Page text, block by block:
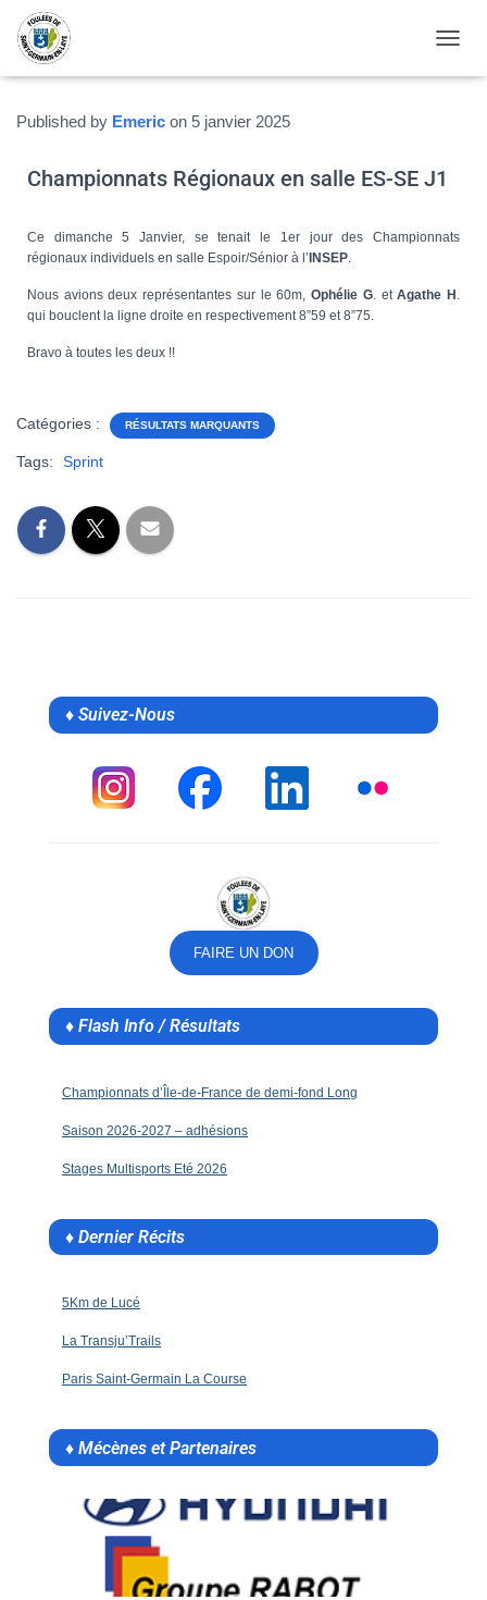
Published by Emeric on 5 janvier 2025
Championnats Régionaux en salle ES-SE J1
Ce dimanche 5 Janvier, se tenait le 1er jour des Championnats
régionaux individuels en salle Espoir/Sénior à l’ INSEP.
Nous avions deux représentantes sur le 60m,Ophélie G. etAgathe H .
qui bouclent la ligne droite en respectivement 8”59 et 8”75.
Bravo à toutes les deux !!
Catégories : RÉSULTATS MARQUANTS
Tags: Sprint
♦ Suivez-Nous
FAIRE UN DON
♦ Flash Info / Résultats
Championnats d’Île-de-France de demi-fond Long
Saison 2026-2027 – adhésions
Stages Multisports Eté 2026
♦ Dernier Récits
5Km de Lucé
La Transju’Trails
Paris Saint-Germain La Course
♦ Mécènes et Partenaires